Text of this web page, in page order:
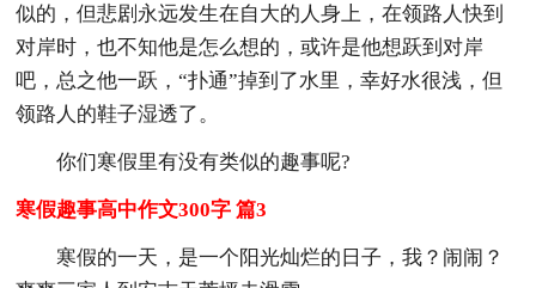
似的，但悲剧永远发生在自大的人身上，在领路人快到
对岸时，也不知他是怎么想的，或许是他想跃到对岸
吧，总之他一跃，“扑通”掉到了水里，幸好水很浅，但
领路人的鞋子湿透了。
你们寒假里有没有类似的趣事呢?
寒假趣事高中作文300字 篇3
寒假的一天，是一个阳光灿烂的日子，我？闹闹？